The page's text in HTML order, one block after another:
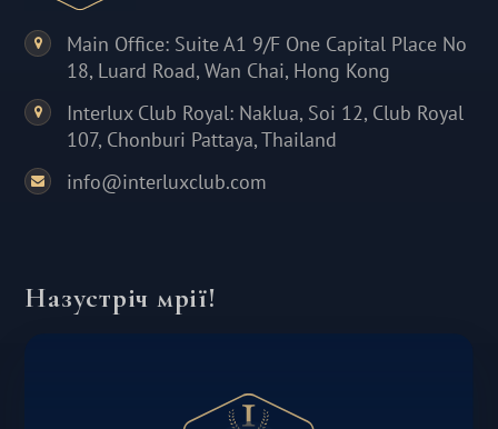
Main Office: Suite A1 9/F One Capital Place No
18, Luard Road, Wan Chai, Hong Kong
Interlux Club Royal: Naklua, Soi 12, Club Royal
107, Chonburi Pattaya, Thailand
info@interluxclub.com
Назустріч мрії!